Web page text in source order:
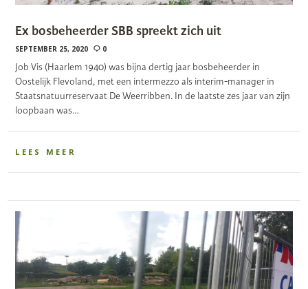
Ex bosbeheerder SBB spreekt zich uit
SEPTEMBER 25, 2020 0
Job Vis (Haarlem 1940) was bijna dertig jaar bosbeheerder in
Oostelijk Flevoland, met een intermezzo als interim-manager in
Staatsnatuurreservaat De Weerribben. In de laatste zes jaar van zijn
loopbaan was…
LEES MEER